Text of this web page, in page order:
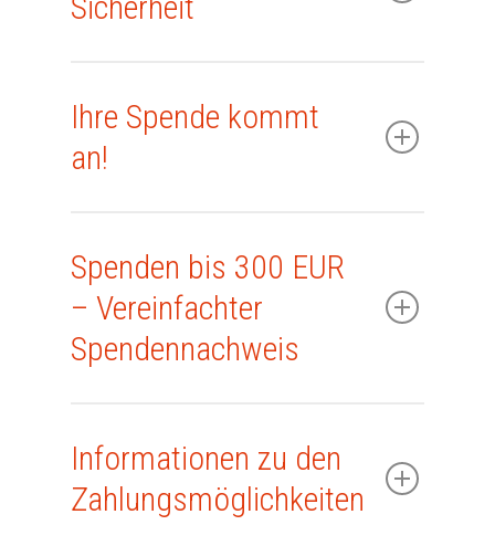
Ihre Spende kommt
an!
Spenden bis 300 EUR
– Vereinfachter
Spendennachweis
Informationen zu den
Zahlungsmöglichkeiten